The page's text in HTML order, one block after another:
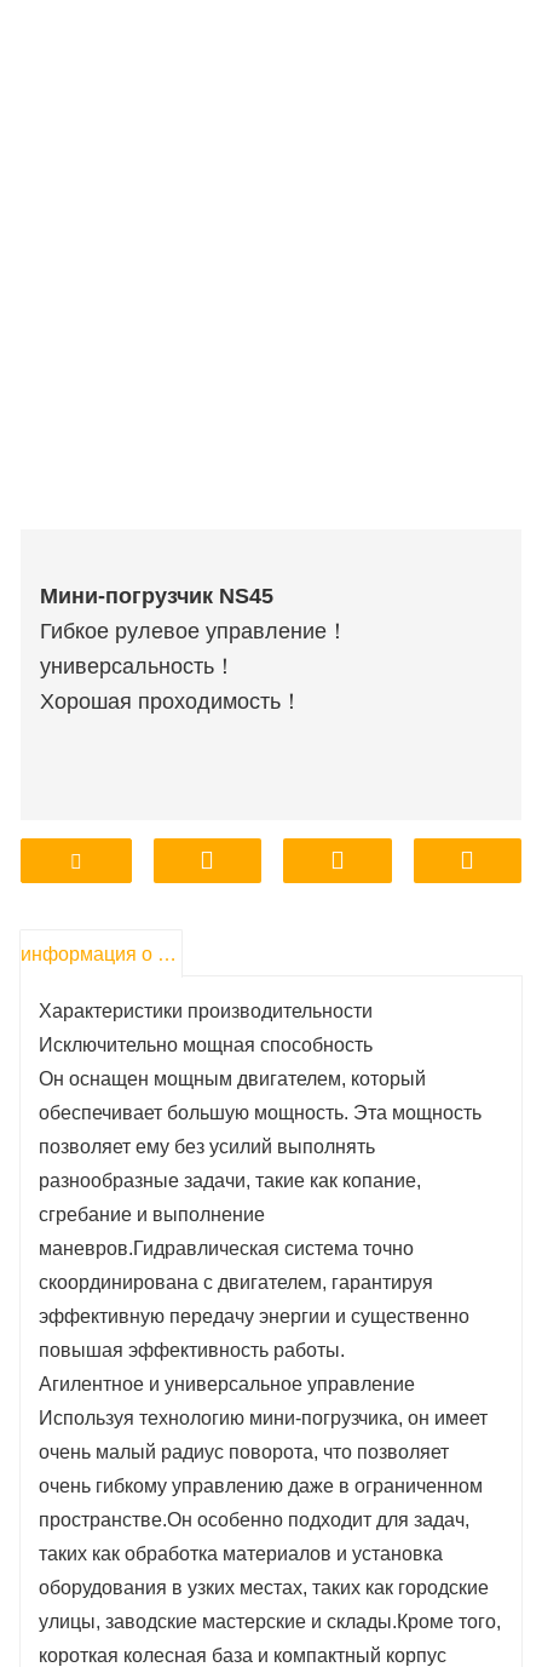
Мини-погрузчик NS45
Гибкое рулевое управление！
универсальность！
Хорошая проходимость！
информация о продукте
Характеристики производительности
Исключительно мощная способность
Он оснащен мощным двигателем, который
обеспечивает большую мощность. Эта мощность
позволяет ему без усилий выполнять
разнообразные задачи, такие как копание,
сгребание и выполнение
маневров.Гидравлическая система точно
скоординирована с двигателем, гарантируя
эффективную передачу энергии и существенно
повышая эффективность работы.
Агилентное и универсальное управление
Используя технологию мини-погрузчика, он имеет
очень малый радиус поворота, что позволяет
очень гибкому управлению даже в ограниченном
пространстве.Он особенно подходит для задач,
таких как обработка материалов и установка
оборудования в узких местах, таких как городские
улицы, заводские мастерские и склады.Кроме того,
короткая колесная база и компактный корпус